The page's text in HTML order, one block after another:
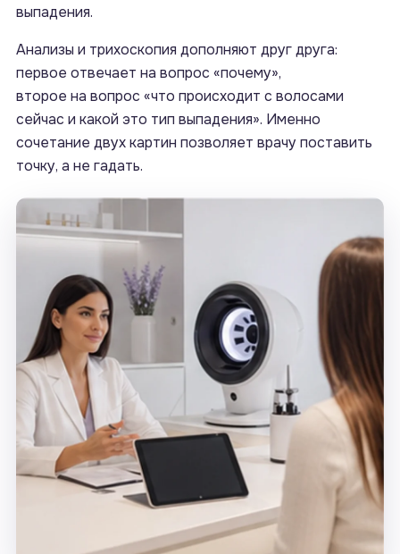
выпадения.
Анализы и трихоскопия дополняют друг друга:
первое отвечает на вопрос «почему»,
второе на вопрос «что происходит с волосами
сейчас и какой это тип выпадения». Именно
сочетание двух картин позволяет врачу поставить
точку, а не гадать.